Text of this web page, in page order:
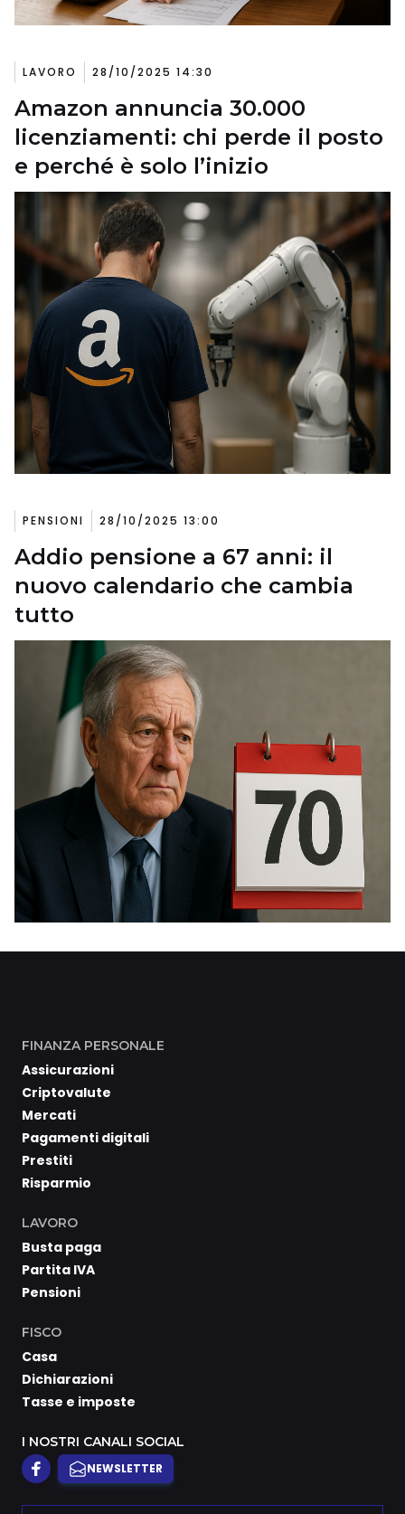
LAVORO 28/10/2025 14:30
Amazon annuncia 30.000
licenziamenti: chi perde il posto
e perché è solo l’inizio
PENSIONI 28/10/2025 13:00
Addio pensione a 67 anni: il
nuovo calendario che cambia
tutto
FINANZA PERSONALE
Assicurazioni
Criptovalute
Mercati
Pagamenti digitali
Prestiti
Risparmio
LAVORO
Busta paga
Partita IVA
Pensioni
FISCO
Casa
Dichiarazioni
Tasse e imposte
I NOSTRI CANALI SOCIAL
NEWSLETTER